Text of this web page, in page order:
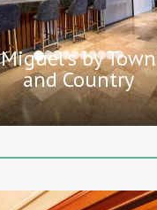
Miguel's by Town
and Country